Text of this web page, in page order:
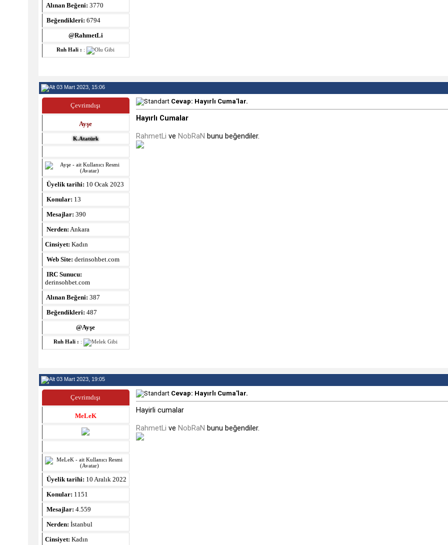
Alınan Beğeni: 3770
Beğendikleri: 6794
@RahmetLi
Ruh Hali : :
03 Mart 2023, 15:06
Çevrimdışı
Ayşe
K.Atatürk
Üyelik tarihi: 10 Ocak 2023
Konular: 13
Mesajlar: 390
Nerden: Ankara
Cinsiyet: Kadın
Web Site: derinsohbet.com
IRC Sunucu:
derinsohbet.com
Alınan Beğeni: 387
Beğendikleri: 487
@Ayşe
Ruh Hali : :
Cevap: Hayırlı Cuma'lar.
Hayırlı Cumalar
RahmetLi ve NobRaN bunu beğendiler.
03 Mart 2023, 19:05
Çevrimdışı
MeLeK
Üyelik tarihi: 10 Aralık 2022
Konular: 1151
Mesajlar: 4.559
Nerden: İstanbul
Cinsiyet: Kadın
Cevap: Hayırlı Cuma'lar.
Hayirli cumalar
RahmetLi ve NobRaN bunu beğendiler.